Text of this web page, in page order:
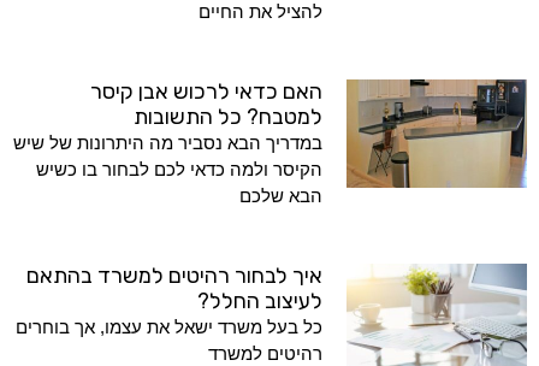
להציל את החיים
האם כדאי לרכוש אבן קיסר
למטבח? כל התשובות
במדריך הבא נסביר מה היתרונות של שיש
הקיסר ולמה כדאי לכם לבחור בו כשיש
הבא שלכם
איך לבחור רהיטים למשרד בהתאם
לעיצוב החלל?
כל בעל משרד ישאל את עצמו, אך בוחרים
רהיטים למשרד